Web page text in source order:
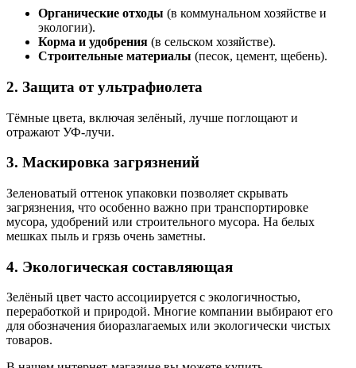
Органические отходы (в коммунальном хозяйстве и
экологии).
Корма и удобрения (в сельском хозяйстве).
Строительные материалы (песок, цемент, щебень).
2. Защита от ультрафиолета
Тёмные цвета, включая зелёный, лучше поглощают и
отражают УФ-лучи.
3. Маскировка загрязнений
Зеленоватый оттенок упаковки позволяет скрывать
загрязнения, что особенно важно при транспортировке
мусора, удобрений или строительного мусора. На белых
мешках пыль и грязь очень заметны.
4. Экологическая составляющая
Зелёный цвет часто ассоциируется с экологичностью,
переработкой и природой. Многие компании выбирают его
для обозначения биоразлагаемых или экологически чистых
товаров.